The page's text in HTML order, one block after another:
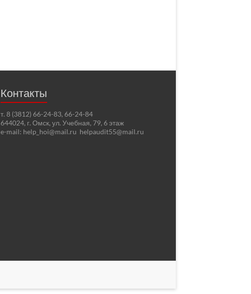
Контакты
т. 8 (3812) 66-24-83, 66-24-84
644024, г. Омск, ул. Учебная, 79, 6 этаж
e-mail: help_hoi@mail.ru helpaudit55@mail.ru